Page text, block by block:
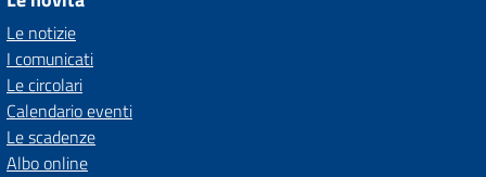
Le notizie
I comunicati
Le circolari
Calendario eventi
Le scadenze
Albo online